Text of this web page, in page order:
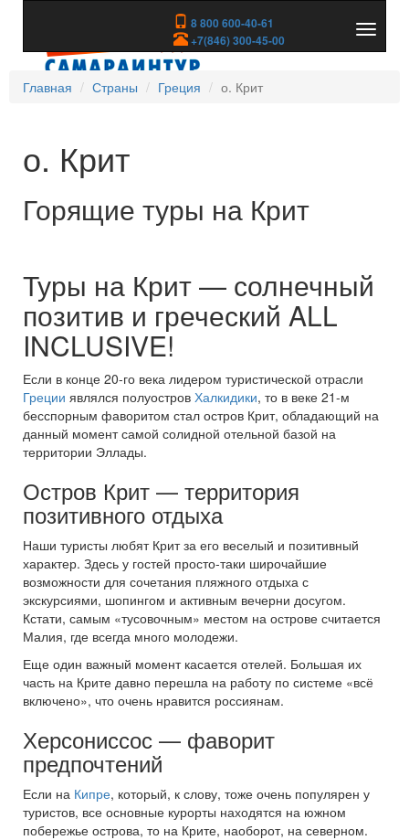
8 800 600-40-61
+7(846) 300-45-00
скрыть
Главная
Страны Греция о. Крит
о. Крит
Горящие туры на Крит
Туры на Крит — солнечный
позитив и греческий ALL
INCLUSIVE!
Если в конце 20-го века лидером туристической отрасли
Греции являлся полуостров Халкидики, то в веке 21-м
бесспорным фаворитом стал остров Крит, обладающий на
данный момент самой солидной отельной базой на
территории Эллады.
Остров Крит — территория
позитивного отдыха
Наши туристы любят Крит за его веселый и позитивный
характер. Здесь у гостей просто-таки широчайшие
возможности для сочетания пляжного отдыха с
экскурсиями, шопингом и активным вечерни досугом.
Кстати, самым «тусовочным» местом на острове считается
Малия, где всегда много молодежи.
Еще один важный момент касается отелей. Большая их
часть на Крите давно перешла на работу по системе «всё
включено», что очень нравится россиянам.
Херсониссос — фаворит
предпочтений
Если на Кипре, который, к слову, тоже очень популярен у
туристов, все основные курорты находятся на южном
побережье острова, то на Крите, наоборот, на северном.